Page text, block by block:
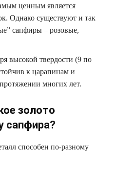
ценным является
Однако существуют и так
сапфиры – розовые,
высокой твердости (9 по
к царапинам и
многих лет.
золото
сапфира?
способен по-разному